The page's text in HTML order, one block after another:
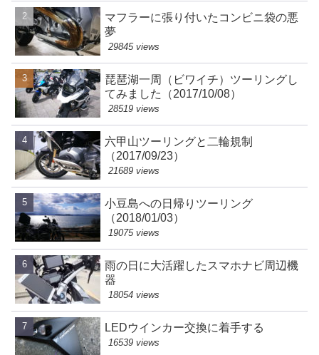
マフラーに張り付いたコンビニ袋の悪
夢
29845 views
琵琶湖一周（ビワイチ）ツーリングし
てみました（2017/10/08）
28519 views
六甲山ツーリングと二輪規制
（2017/09/23）
21689 views
小豆島への日帰りツーリング
（2018/01/03）
19075 views
雨の日に大活躍したスマホナビ周辺機
器
18054 views
LEDウインカー交換に着手する
16539 views